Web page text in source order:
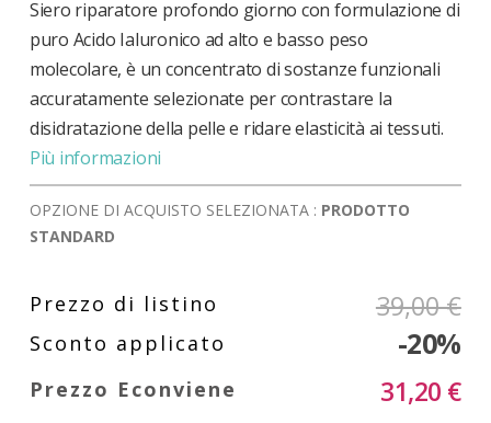
immagini
Siero riparatore profondo giorno con formulazione di
puro Acido Ialuronico ad alto e basso peso
molecolare, è un concentrato di sostanze funzionali
accuratamente selezionate per contrastare la
disidratazione della pelle e ridare elasticità ai tessuti.
Più informazioni
OPZIONE DI ACQUISTO SELEZIONATA : PRODOTTO
STANDARD
39,00 €
-20%
31,20 €